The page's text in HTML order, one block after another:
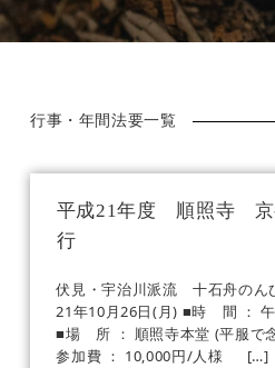
行事・年間法要一覧
平成21年度 順照寺 京
行
伏見・宇治川派流 十石舟の
21年10月26日(月) ■時 間 ：
■場 所 ： 順照寺本堂 (平服で
参加費 ： 10,000円/人様 […]